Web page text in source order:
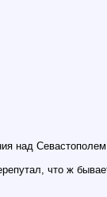
над
что ж